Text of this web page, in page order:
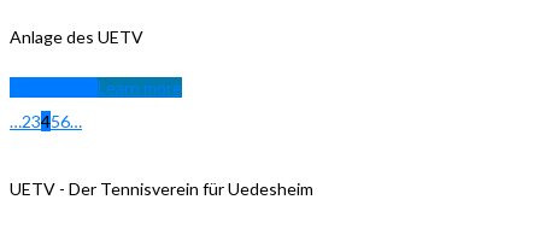
Anlage des UETV
Learn more
…23456…
UETV - Der Tennisverein für Uedesheim